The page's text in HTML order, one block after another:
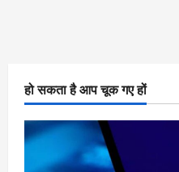
हो सकता है आप चूक गए हों